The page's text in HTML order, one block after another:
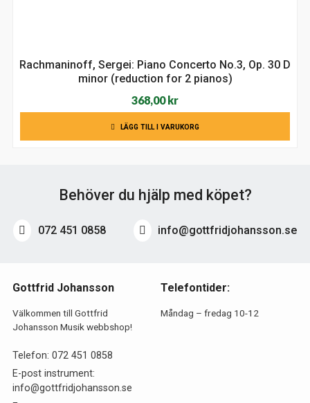
Rachmaninoff, Sergei: Piano Concerto No.3, Op. 30 D
minor (reduction for 2 pianos)
368,00 kr
LÄGG TILL I VARUKORG
Behöver du hjälp med köpet?
072 451 0858 info@gottfridjohansson.se
Gottfrid Johansson
Välkommen till Gottfrid
Johansson Musik webbshop!
Telefon: 072 451 0858
E-post instrument:
info@gottfridjohansson.se
Telefontider:
Måndag – fredag 10-12